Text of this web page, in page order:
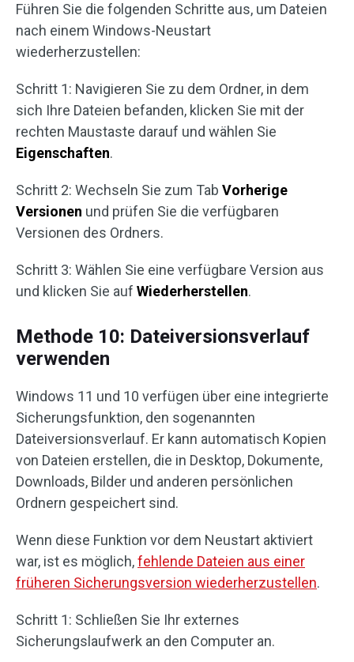
Führen Sie die folgenden Schritte aus, um Dateien
nach einem Windows-Neustart
wiederherzustellen:
Schritt 1: Navigieren Sie zu dem Ordner, in dem
sich Ihre Dateien befanden, klicken Sie mit der
rechten Maustaste darauf und wählen Sie
Eigenschaften.
Schritt 2: Wechseln Sie zum Tab Vorherige
Versionen und prüfen Sie die verfügbaren
Versionen des Ordners.
Schritt 3: Wählen Sie eine verfügbare Version aus
und klicken Sie auf Wiederherstellen.
Methode 10: Dateiversionsverlauf
verwenden
Windows 11 und 10 verfügen über eine integrierte
Sicherungsfunktion, den sogenannten
Dateiversionsverlauf. Er kann automatisch Kopien
von Dateien erstellen, die in Desktop, Dokumente,
Downloads, Bilder und anderen persönlichen
Ordnern gespeichert sind.
Wenn diese Funktion vor dem Neustart aktiviert
war, ist es möglich,fehlende Dateien aus einer
früheren Sicherungsversion wiederherzustellen.
Schritt 1: Schließen Sie Ihr externes
Sicherungslaufwerk an den Computer an.